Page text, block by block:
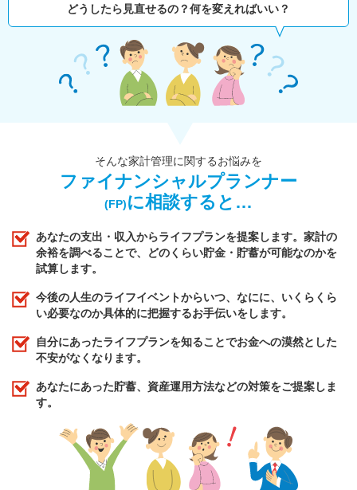
どうしたら見直せるの？何を変えればいい？
そんな家計管理に関するお悩みを
ファイナンシャルプランナー
(FP)に相談すると…
あなたの支出・収入からライフプランを提案します。家計の
余裕を調べることで、どのくらい貯金・貯蓄が可能なのかを
試算します。
今後の人生のライフイベントからいつ、なにに、いくらくら
い必要なのか具体的に把握するお手伝いをします。
自分にあったライフプランを知ることでお金への漠然とした
不安がなくなります。
あなたにあった貯蓄、資産運用方法などの対策をご提案しま
す。